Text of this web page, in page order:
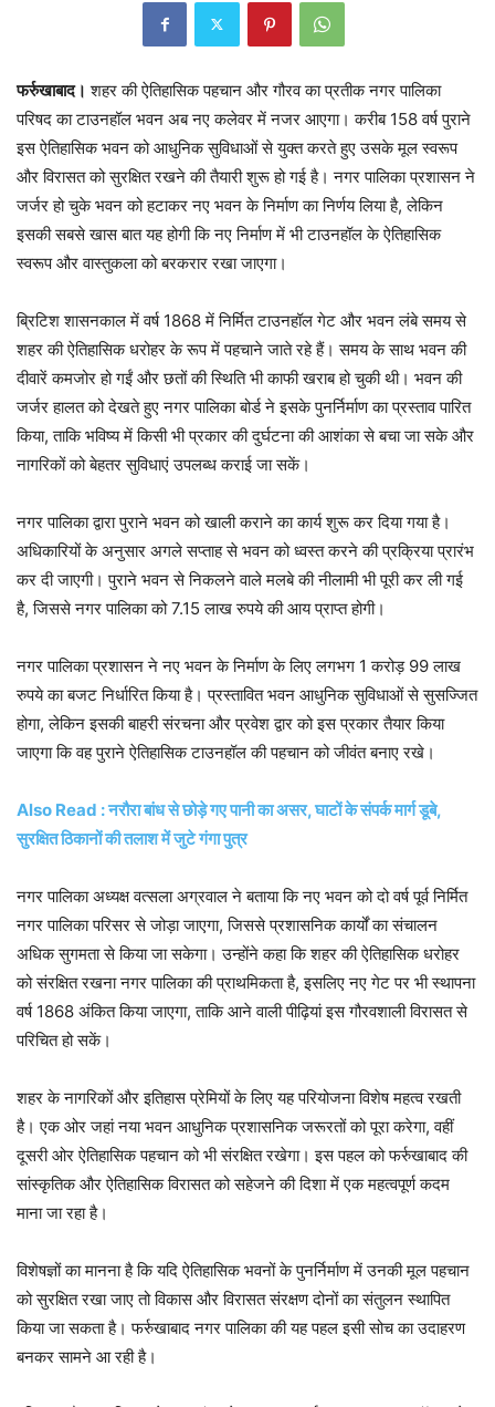
फर्रुखाबाद। शहर की ऐतिहासिक पहचान और गौरव का प्रतीक नगर पालिका
परिषद का टाउनहॉल भवन अब नए कलेवर में नजर आएगा। करीब 158 वर्ष पुराने
इस ऐतिहासिक भवन को आधुनिक सुविधाओं से युक्त करते हुए उसके मूल स्वरूप
और विरासत को सुरक्षित रखने की तैयारी शुरू हो गई है। नगर पालिका प्रशासन ने
जर्जर हो चुके भवन को हटाकर नए भवन के निर्माण का निर्णय लिया है, लेकिन
इसकी सबसे खास बात यह होगी कि नए निर्माण में भी टाउनहॉल के ऐतिहासिक
स्वरूप और वास्तुकला को बरकरार रखा जाएगा।
ब्रिटिश शासनकाल में वर्ष 1868 में निर्मित टाउनहॉल गेट और भवन लंबे समय से
शहर की ऐतिहासिक धरोहर के रूप में पहचाने जाते रहे हैं। समय के साथ भवन की
दीवारें कमजोर हो गईं और छतों की स्थिति भी काफी खराब हो चुकी थी। भवन की
जर्जर हालत को देखते हुए नगर पालिका बोर्ड ने इसके पुनर्निर्माण का प्रस्ताव पारित
किया, ताकि भविष्य में किसी भी प्रकार की दुर्घटना की आशंका से बचा जा सके और
नागरिकों को बेहतर सुविधाएं उपलब्ध कराई जा सकें।
नगर पालिका द्वारा पुराने भवन को खाली कराने का कार्य शुरू कर दिया गया है।
अधिकारियों के अनुसार अगले सप्ताह से भवन को ध्वस्त करने की प्रक्रिया प्रारंभ
कर दी जाएगी। पुराने भवन से निकलने वाले मलबे की नीलामी भी पूरी कर ली गई
है, जिससे नगर पालिका को 7.15 लाख रुपये की आय प्राप्त होगी।
नगर पालिका प्रशासन ने नए भवन के निर्माण के लिए लगभग 1 करोड़ 99 लाख
रुपये का बजट निर्धारित किया है। प्रस्तावित भवन आधुनिक सुविधाओं से सुसज्जित
होगा, लेकिन इसकी बाहरी संरचना और प्रवेश द्वार को इस प्रकार तैयार किया
जाएगा कि वह पुराने ऐतिहासिक टाउनहॉल की पहचान को जीवंत बनाए रखे।
Also Read : नरौरा बांध से छोड़े गए पानी का असर, घाटों के संपर्क मार्ग डूबे,
सुरक्षित ठिकानों की तलाश में जुटे गंगा पुत्र
नगर पालिका अध्यक्ष वत्सला अग्रवाल ने बताया कि नए भवन को दो वर्ष पूर्व निर्मित
नगर पालिका परिसर से जोड़ा जाएगा, जिससे प्रशासनिक कार्यों का संचालन
अधिक सुगमता से किया जा सकेगा। उन्होंने कहा कि शहर की ऐतिहासिक धरोहर
को संरक्षित रखना नगर पालिका की प्राथमिकता है, इसलिए नए गेट पर भी स्थापना
वर्ष 1868 अंकित किया जाएगा, ताकि आने वाली पीढ़ियां इस गौरवशाली विरासत से
परिचित हो सकें।
शहर के नागरिकों और इतिहास प्रेमियों के लिए यह परियोजना विशेष महत्व रखती
है। एक ओर जहां नया भवन आधुनिक प्रशासनिक जरूरतों को पूरा करेगा, वहीं
दूसरी ओर ऐतिहासिक पहचान को भी संरक्षित रखेगा। इस पहल को फर्रुखाबाद की
सांस्कृतिक और ऐतिहासिक विरासत को सहेजने की दिशा में एक महत्वपूर्ण कदम
माना जा रहा है।
विशेषज्ञों का मानना है कि यदि ऐतिहासिक भवनों के पुनर्निर्माण में उनकी मूल पहचान
को सुरक्षित रखा जाए तो विकास और विरासत संरक्षण दोनों का संतुलन स्थापित
किया जा सकता है। फर्रुखाबाद नगर पालिका की यह पहल इसी सोच का उदाहरण
बनकर सामने आ रही है।